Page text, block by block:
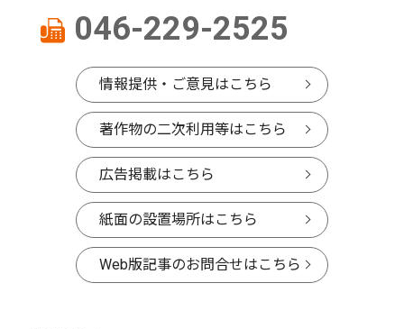
046-229-2525
情報提供・ご意見はこちら
著作物の二次利用等はこちら
広告掲載はこちら
紙面の設置場所はこちら
Web版記事のお問合せはこちら